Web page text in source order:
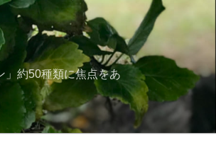
」約50種類に焦点をあ